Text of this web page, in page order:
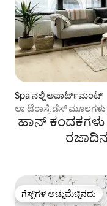
Spa ನಲ್ಲಿ ಅಪಾರ್ಟ್‌ಮಂಟ್
ಲಾ ಟೆರಾಸ್ಸೆ ಡೆಸ್ ಮೂಲಗಳು
ಹಾನ್
ಗೆಸ್ಟ್‌ಗಳ ಅಚ್ಚುಮೆಚ್ಚಿನದು
ಗೆಸ್ಟ್‌ಗಳ ಅಚ್ಚುಮೆಚ್ಚಿನದು